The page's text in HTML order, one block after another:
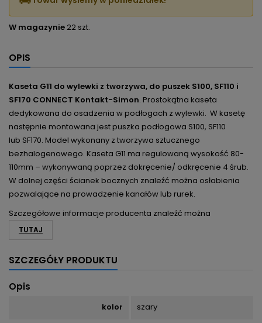
W magazynie 22 szt.
OPIS
Kaseta G11 do wylewki z tworzywa, do puszek S100, SF110 i
SF170 CONNECT Kontakt-Simon. Prostokątna kaseta
dedykowana do osadzenia w podłogach z wylewki. W kasetę
następnie montowana jest puszka podłogowa S100, SF110
lub SF170. Model wykonany z tworzywa sztucznego
bezhalogenowego. Kaseta G11 ma regulowaną wysokość 80-
110mm – wykonywaną poprzez dokręcenie/ odkręcenie 4 śrub.
W dolnej części ścianek bocznych znaleźć można osłabienia
pozwalające na prowadzenie kanałów lub rurek.
Szczegółowe informacje producenta znaleźć można
TUTAJ
SZCZEGÓŁY PRODUKTU
Opis
kolor szary